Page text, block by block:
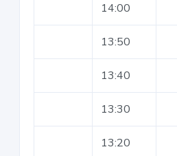
14:00
13:50
13:40
13:30
13:20